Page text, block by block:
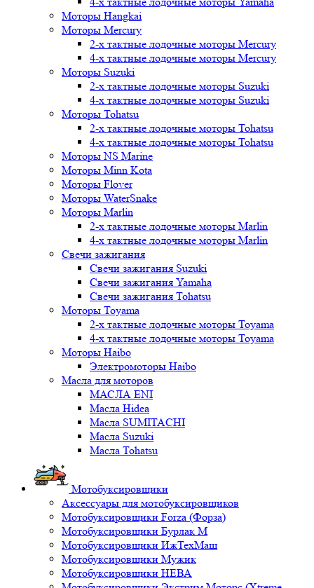
Моторы Hangkai
Моторы Mercury
2-х тактные лодочные моторы Mercury
4-х тактные лодочные моторы Mercury
Моторы Suzuki
2-х тактные лодочные моторы Suzuki
4-х тактные лодочные моторы Suzuki
Моторы Tohatsu
2-х тактные лодочные моторы Tohatsu
4-х тактные лодочные моторы Tohatsu
Моторы NS Marine
Моторы Minn Kota
Моторы Flover
Моторы WaterSnake
Моторы Marlin
2-х тактные лодочные моторы Marlin
4-х тактные лодочные моторы Marlin
Свечи зажигания
Свечи зажигания Suzuki
Свечи зажигания Yamaha
Свечи зажигания Tohatsu
Моторы Toyama
2-х тактные лодочные моторы Toyama
4-х тактные лодочные моторы Toyama
Моторы Haibo
Электромоторы Haibo
Масла для моторов
МАСЛА ENI
Масла Hidea
Масла SUMITACHI
Масла Suzuki
Масла Tohatsu
Мотобуксировщики
Аксессуары для мотобуксировщиков
Мотобуксировщики Forza (Форза)
Мотобуксировщики Бурлак М
Мотобуксировщики ИжТехМаш
Мотобуксировщики Мужик
Мотобуксировщики НЕВА